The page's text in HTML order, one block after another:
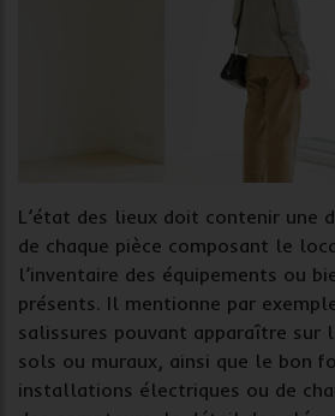
L’état des lieux doit contenir une
de chaque pièce composant le
l’inventaire des équipements ou
présents. Il mentionne par
salissures pouvant apparaître sur
sols ou muraux, ainsi que le bon
installations électriques ou de